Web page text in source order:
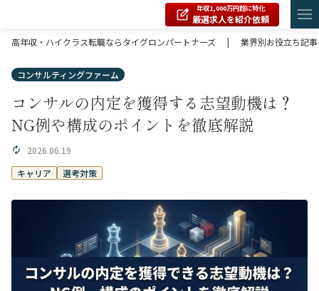
年収1,000万円超に特化
厳選求人を紹介依頼
高年収・ハイクラス転職ならタイグロンパートナーズ
| 業界別お役立ち記
コンサルティングファーム
コンサルの内定を獲得する志望動機は？
NG例や構成のポイントを徹底解説
2026.06.19
キャリア
選考対策